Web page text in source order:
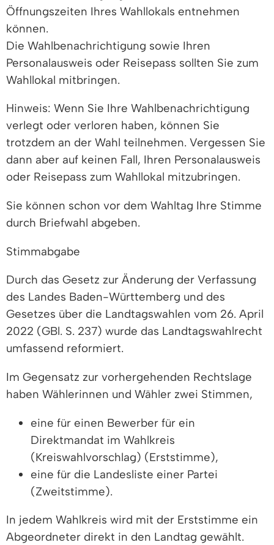
Öffnungszeiten Ihres Wahllokals entnehmen
können.
Die Wahlbenachrichtigung sowie Ihren
Personalausweis oder Reisepass sollten Sie zum
Wahllokal mitbringen.
Hinweis: Wenn Sie Ihre Wahlbenachrichtigung
verlegt oder verloren haben, können Sie
trotzdem an der Wahl teilnehmen. Vergessen Sie
dann aber auf keinen Fall, Ihren Personalausweis
oder Reisepass zum Wahllokal mitzubringen.
Sie können schon vor dem Wahltag Ihre Stimme
durch Briefwahl abgeben.
Stimmabgabe
Durch das Gesetz zur Änderung der Verfassung
des Landes Baden-Württemberg und des
Gesetzes über die Landtagswahlen vom 26. April
2022 (GBl. S. 237) wurde das Landtagswahlrecht
umfassend reformiert.
Im Gegensatz zur vorhergehenden Rechtslage
haben Wählerinnen und Wähler zwei Stimmen,
eine für einen Bewerber für ein
Direktmandat im Wahlkreis
(Kreiswahlvorschlag) (Erststimme),
eine für die Landesliste einer Partei
(Zweitstimme).
In jedem Wahlkreis wird mit der Erststimme ein
Abgeordneter direkt in den Landtag gewählt.